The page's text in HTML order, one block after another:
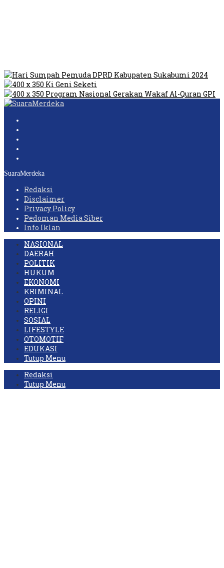
SuaraMerdeka
Redaksi
Disclaimer
Privacy Policy
Pedoman Media Siber
Info Iklan
NASIONAL
DAERAH
POLITIK
HUKUM
EKONOMI
KRIMINAL
OPINI
RELIGI
SOSIAL
LIFESTYLE
OTOMOTIF
EDUKASI
Tutup Menu
Redaksi
Tutup Menu